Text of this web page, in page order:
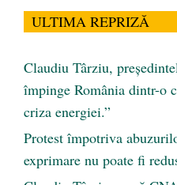
ULTIMA REPRIZĂ
Claudiu Târziu,
împinge România dintr-o
criza energiei.”
Protest împotriva
exprimare nu poate fi